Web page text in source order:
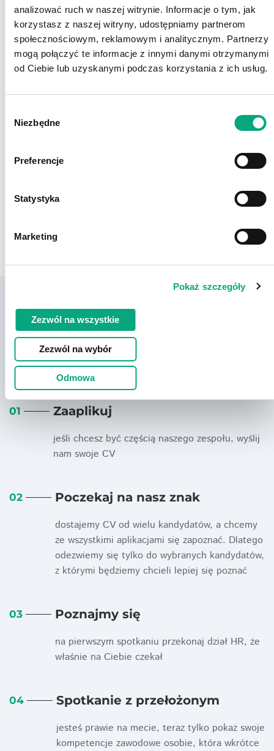
analizować ruch w naszej witrynie. Informacje o tym, jak
korzystasz z naszej witryny, udostępniamy partnerom
społecznościowym, reklamowym i analitycznym. Partnerzy
mogą połączyć te informacje z innymi danymi otrzymanymi
od Ciebie lub uzyskanymi podczas korzystania z ich usług.
zgody
Niezbędne
Preferencje
Statystyka
Marketing
Pokaż szczegóły
Zezwól na wszystkie
Zezwól na wybór
Odmowa
Rady (UE) 2016/679 z dnia 27 kwietnia 2016
r. w sprawie ochrony osób fizycznych w
związku z przetwarzaniem danych
osobowych i w sprawie swobodnego
dyrektywy 95/46/WE (ogólne
KARIERA
Proces rekrutacji
01 Zaaplikuj
jeśli chcesz być częścią naszego zespołu, wyślij
nam swoje CV
02 Poczekaj na nasz znak
dostajemy CV od wielu kandydatów, a chcemy
ze wszystkimi aplikacjami się zapoznać. Dlatego
odezwiemy się tylko do wybranych kandydatów,
z którymi będziemy chcieli lepiej się poznać
03 Poznajmy się
na pierwszym spotkaniu przekonaj dział HR, że
właśnie na Ciebie czekał
04 Spotkanie z przełożonym
jesteś prawie na mecie, teraz tylko pokaż swoje
kompetencje zawodowe osobie, która wkrótce